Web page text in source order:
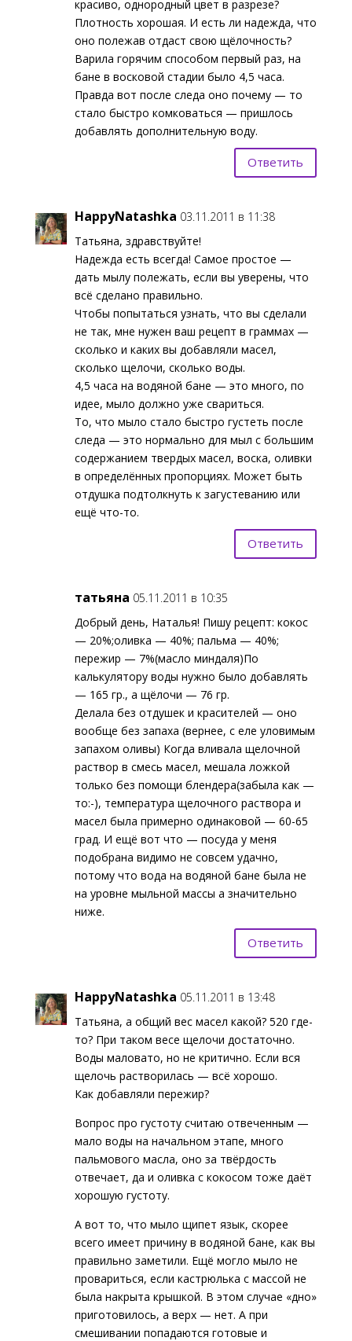
красиво, однородный цвет в разрезе?
Плотность хорошая. И есть ли надежда, что
оно полежав отдаст свою щёлочность?
Варила горячим способом первый раз, на
бане в восковой стадии было 4,5 часа.
Правда вот после следа оно почему — то
стало быстро комковаться — пришлось
добавлять дополнительную воду.
Ответить
HappyNatashka 03.11.2011 в 11:38
Татьяна, здравствуйте!
Надежда есть всегда! Самое простое —
дать мылу полежать, если вы уверены, что
всё сделано правильно.
Чтобы попытаться узнать, что вы сделали
не так, мне нужен ваш рецепт в граммах —
сколько и каких вы добавляли масел,
сколько щелочи, сколько воды.
4,5 часа на водяной бане — это много, по
идее, мыло должно уже свариться.
То, что мыло стало быстро густеть после
следа — это нормально для мыл с большим
содержанием твердых масел, воска, оливки
в определённых пропорциях. Может быть
отдушка подтолкнуть к загустеванию или
ещё что-то.
Ответить
татьяна 05.11.2011 в 10:35
Добрый день, Наталья! Пишу рецепт: кокос
— 20%;оливка — 40%; пальма — 40%;
пережир — 7%(масло миндаля)По
калькулятору воды нужно было добавлять
— 165 гр., а щёлочи — 76 гр.
Делала без отдушек и красителей — оно
вообще без запаха (вернее, с еле уловимым
запахом оливы) Когда вливала щелочной
раствор в смесь масел, мешала ложкой
только без помощи блендера(забыла как —
то:-), температура щелочного раствора и
масел была примерно одинаковой — 60-65
град. И ещё вот что — посуда у меня
подобрана видимо не совсем удачно,
потому что вода на водяной бане была не
на уровне мыльной массы а значительно
ниже.
Ответить
HappyNatashka 05.11.2011 в 13:48
Татьяна, а общий вес масел какой? 520 где-
то? При таком весе щелочи достаточно.
Воды маловато, но не критично. Если вся
щелочь растворилась — всё хорошо.
Как добавляли пережир?
Вопрос про густоту считаю отвеченным —
мало воды на начальном этапе, много
пальмового масла, оно за твёрдость
отвечает, да и оливка с кокосом тоже даёт
хорошую густоту.
А вот то, что мыло щипет язык, скорее
всего имеет причину в водяной бане, как вы
правильно заметили. Ещё могло мыло не
провариться, если кастрюлька с массой не
была накрыта крышкой. В этом случае «дно»
приготовилось, а верх — нет. А при
смешивании попадаются готовые и